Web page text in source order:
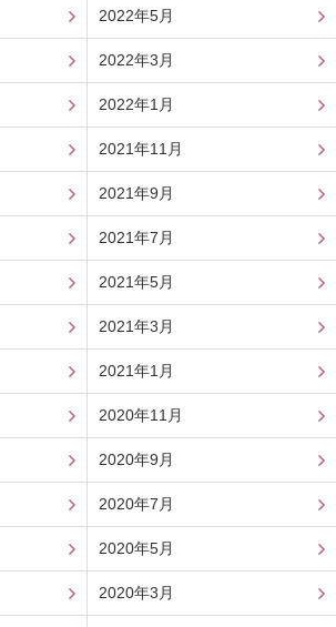
2022年5月
2022年3月
2022年1月
2021年11月
2021年9月
2021年7月
2021年5月
2021年3月
2021年1月
2020年11月
2020年9月
2020年7月
2020年5月
2020年3月